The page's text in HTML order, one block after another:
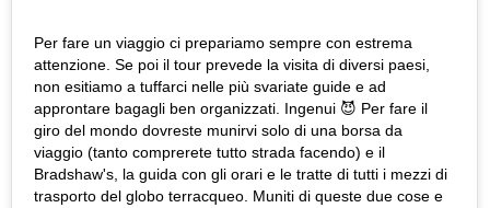
Per fare un viaggio ci prepariamo sempre con estrema
attenzione. Se poi il tour prevede la visita di diversi paesi,
non esitiamo a tuffarci nelle più svariate guide e ad
approntare bagagli ben organizzati. Ingenui 😈 Per fare il
giro del mondo dovreste munirvi solo di una borsa da
viaggio (tanto comprerete tutto strada facendo) e il
Bradshaw's, la guida con gli orari e le tratte di tutti i mezzi di
trasporto del globo terracqueo. Muniti di queste due cose e